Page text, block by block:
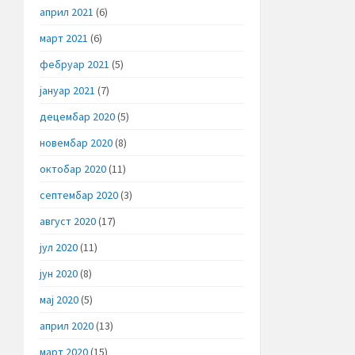
април 2021 (6)
март 2021 (6)
фебруар 2021 (5)
јануар 2021 (7)
децембар 2020(5)
новембар 2020(8)
октобар 2020(11)
септембар 2020(3)
август 2020(17)
јул 2020(11)
јун 2020(8)
мај 2020(5)
април 2020(13)
март 2020(15)